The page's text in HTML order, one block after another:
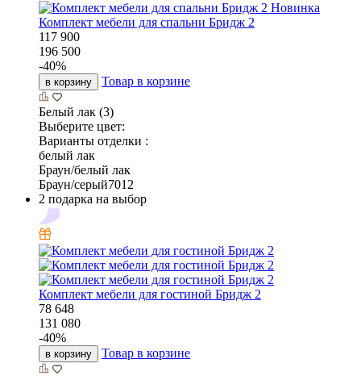
Новинка
Комплект мебели для спальни Бридж 2
117 900
196 500
-40%
в корзину Товар в корзине
Белый лак (3)
Выберите цвет:
Варианты отделки :
белый лак
Браун/белый лак
Браун/серый7012
2 подарка на выбор
Комплект мебели для гостиной Бридж 2
78 648
131 080
-40%
в корзину Товар в корзине